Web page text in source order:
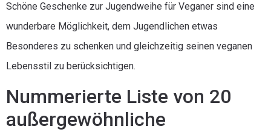
Schöne Geschenke zur Jugendweihe für Veganer sind eine
wunderbare Möglichkeit, dem Jugendlichen etwas
Besonderes zu schenken und gleichzeitig seinen veganen
Lebensstil zu berücksichtigen.
Nummerierte Liste von 20
außergewöhnliche